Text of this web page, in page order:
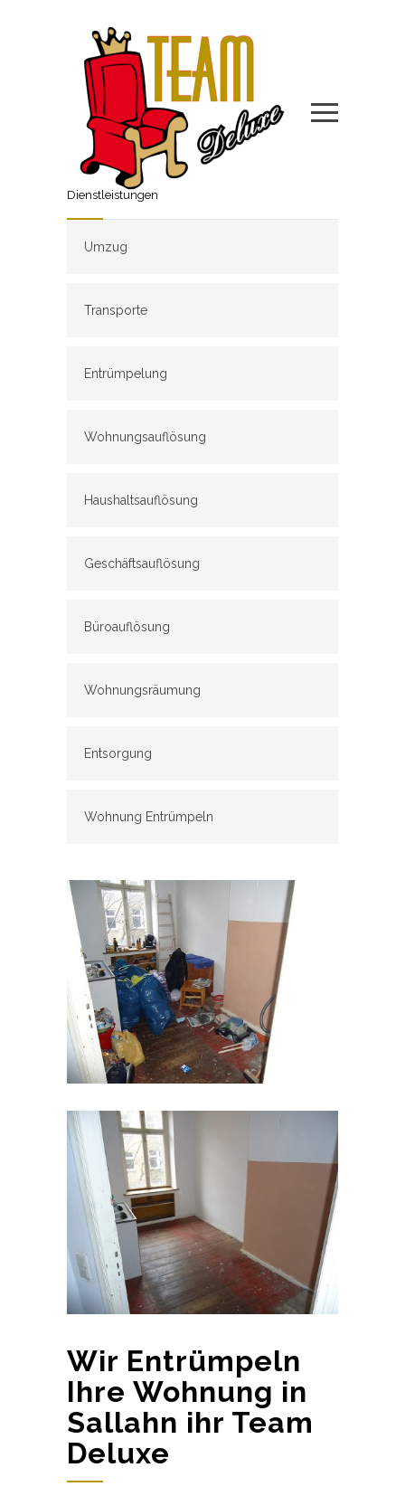
Dienstleistungen
Umzug
Transporte
Entrümpelung
Wohnungsauflösung
Haushaltsauflösung
Geschäftsauflösung
Büroauflösung
Wohnungsräumung
Entsorgung
Wohnung Entrümpeln
Wir Entrümpeln
Ihre Wohnung in
Sallahn ihr Team
Deluxe